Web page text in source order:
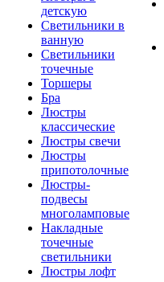
детскую
Светильники в
ванную
Светильники
точечные
Торшеры
Бра
Люстры
классические
Люстры свечи
Люстры
припотолочные
Люстры-
подвесы
многоламповые
Накладные
точечные
светильники
Люстры лофт